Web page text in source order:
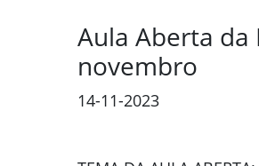
Aula Aberta da
novembro
14-11-2023